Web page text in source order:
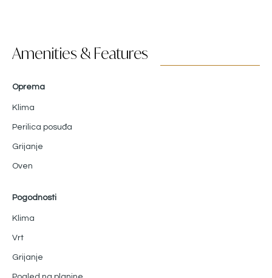
Amenities & Features
Oprema
Klima
Perilica posuđa
Grijanje
Oven
Pogodnosti
Klima
Vrt
Grijanje